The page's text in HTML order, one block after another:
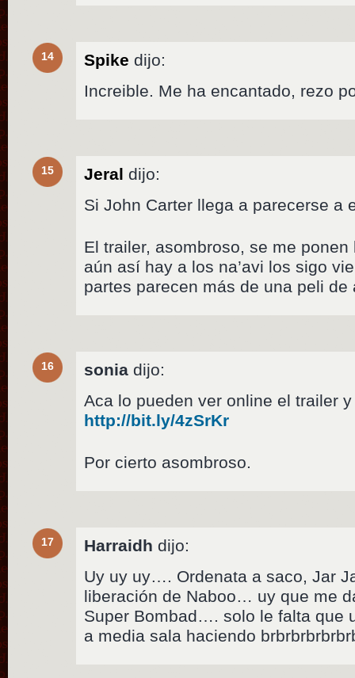
14 Spike dijo:
Increible. Me ha encantado, rezo
15 Jeral dijo:
Si John Carter llega a parecerse a
El trailer, asombroso, se me
aún así hay a los na’avi los sigo
partes parecen más de una peli de
16 sonia dijo:
Aca lo pueden ver online el trailer
http://bit.ly/4zSrKr
Por cierto asombroso.
17 Harraidh dijo:
Uy uy uy…. Ordenata a saco, Jar
liberación de Naboo… uy que me
Super Bombad…. solo le falta que
a media sala haciendo